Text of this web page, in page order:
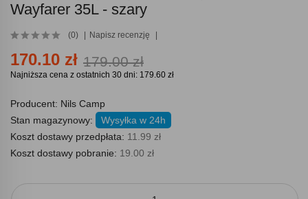
Wayfarer 35L - szary
(0) Napisz recenzję
170.10 zł 179.00 zł
Najniższa cena z ostatnich 30 dni: 179.60 zł
Producent: Nils Camp
Stan magazynowy:
Wysyłka w 24h
Koszt dostawy przedpłata: 11.99 zł
Koszt dostawy pobranie: 19.00 zł